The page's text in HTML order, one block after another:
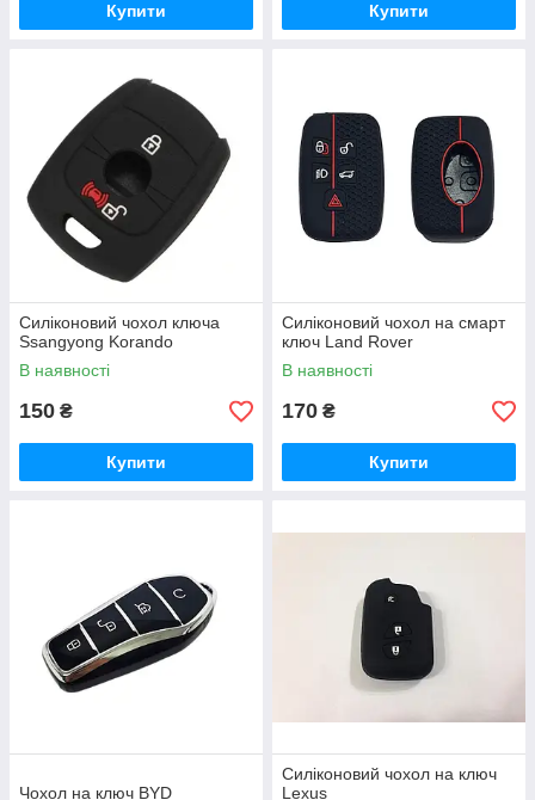
Купити Купити
Силіконовий чохол ключа
Ssangyong Korando
В наявності
150 ₴
Купити
Силіконовий чохол на смарт
ключ Land Rover
В наявності
170 ₴
Купити
Чохол на ключ BYD
Силіконовий чохол на ключ
Lexus